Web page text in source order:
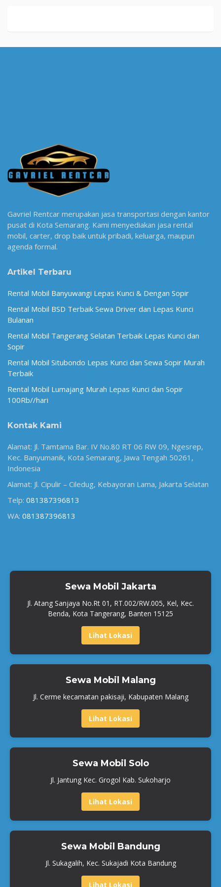
Gavriel Rentcar merupakan jasa transportasi dengan kantor
pusat di Kota Semarang. Kami menyediakan jasa rental
mobil, carter, drop baik untuk pribadi, keluarga, maupun
agenda formal.
Artikel Terbaru
Rental Mobil Banyuwangi Lepas Kunci & Dengan Sopir
Rental Mobil BSD Terbaik Sewa Driver dan Lepas Kunci
Bulanan
Rental Mobil Tangerang Selatan Terbaik Lepas Kunci dan
Sopir
Rental Mobil Situbondo Lepas Kunci dan Sewa Sopir Murah
Terbaik
Rental Mobil Lumajang Murah Lepas Kunci dan Sopir
100Rb//hari
Kontak Kami
Alamat: Jl. Tamtama Bar. IV No.80 RT 06 RW 09, Ngesrep,
Kec. Banyumanik, Kota Semarang, Jawa Tengah 50261,
Indonesia
Alamat: Jl. Cipulir – Ciledug, Kebayoran Lama, Jakarta Selatan
Telp: 081387396813
WA: 081387396813
Sewa Mobil Jakarta
Jl. Atang Sanjaya No.Rt 01, RT.002/RW.005, Kel, Kec.
Benda, Kota Tangerang, Banten 15125
Lihat Lokasi
Sewa Mobil Malang
Jl. Cerme kecamatan pakisaji, Kabupaten Malang
Lihat Lokasi
Sewa Mobil Solo
Jl. Jantung Kec. Grogol Kab. Sukoharjo
Lihat Lokasi
Sewa Mobil Bandung
Jl. Sukagalih, Kec. Sukajadi Kota Bandung
Lihat Lokasi